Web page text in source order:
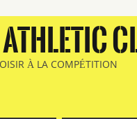
À LA COMPÉTITION